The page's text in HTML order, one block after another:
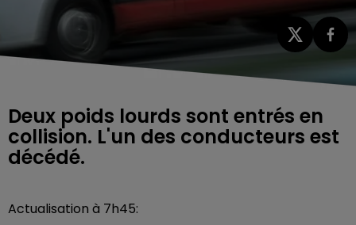
Deux poids lourds sont entrés en
collision. L'un des conducteurs est
décédé.
Actualisation à 7h45: